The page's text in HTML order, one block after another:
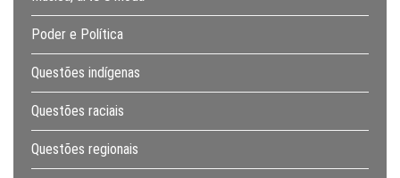
Poder e Política
Questões indígenas
Questões raciais
Questões regionais